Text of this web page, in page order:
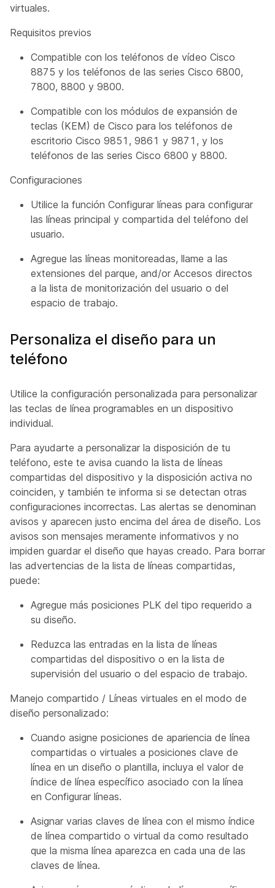
virtuales.
Requisitos previos
Compatible con los teléfonos de vídeo Cisco
8875 y los teléfonos de las series Cisco 6800,
7800, 8800 y 9800.
Compatible con los módulos de expansión de
teclas (KEM) de Cisco para los teléfonos de
escritorio Cisco 9851, 9861 y 9871, y los
teléfonos de las series Cisco 6800 y 8800.
Configuraciones
Utilice la función Configurar líneas para configurar
las líneas principal y compartida del teléfono del
usuario.
Agregue las líneas monitoreadas, llame a las
extensiones del parque, and/or Accesos directos
a la lista de monitorización del usuario o del
espacio de trabajo.
Personaliza el diseño para un
teléfono
Utilice la configuración personalizada para personalizar
las teclas de línea programables en un dispositivo
individual.
Para ayudarte a personalizar la disposición de tu
teléfono, este te avisa cuando la lista de líneas
compartidas del dispositivo y la disposición activa no
coinciden, y también te informa si se detectan otras
configuraciones incorrectas. Las alertas se denominan
avisos y aparecen justo encima del área de diseño. Los
avisos son mensajes meramente informativos y no
impiden guardar el diseño que hayas creado. Para borrar
las advertencias de la lista de líneas compartidas,
puede:
Agregue más posiciones PLK del tipo requerido a
su diseño.
Reduzca las entradas en la lista de líneas
compartidas del dispositivo o en la lista de
supervisión del usuario o del espacio de trabajo.
Manejo compartido / Líneas virtuales en el modo de
diseño personalizado:
Cuando asigne posiciones de apariencia de línea
compartidas o virtuales a posiciones clave de
línea en un diseño o plantilla, incluya el valor de
índice de línea específico asociado con la línea
en Configurar líneas.
Asignar varias claves de línea con el mismo índice
de línea compartido o virtual da como resultado
que la misma línea aparezca en cada una de las
claves de línea.